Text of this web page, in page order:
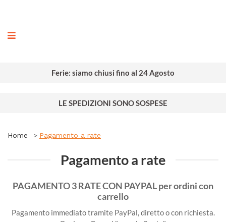
Ferie: siamo chiusi fino al 24 Agosto
LE SPEDIZIONI SONO SOSPESE
Home Pagamento a rate
Pagamento a rate
PAGAMENTO 3 RATE CON PAYPAL per ordini con
carrello
Pagamento immediato tramite PayPal, diretto o con richiesta.